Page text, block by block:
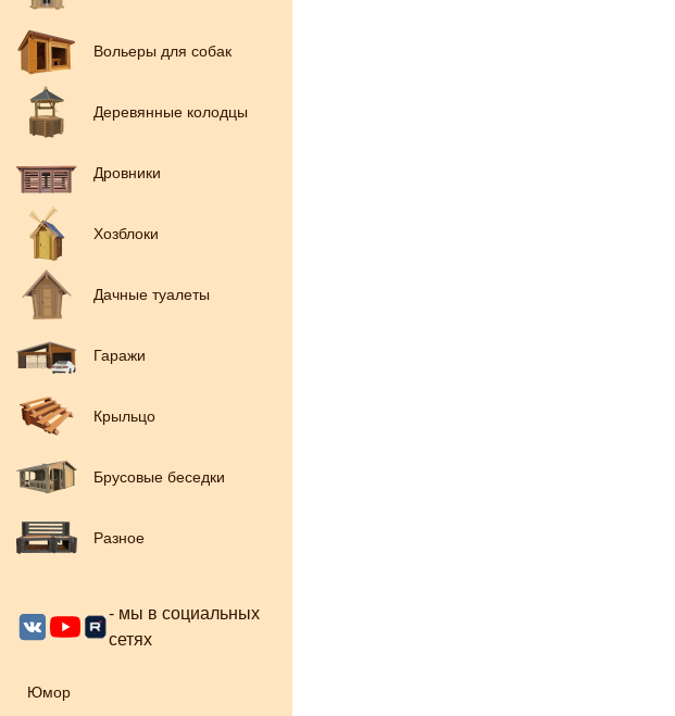
Вольеры для собак
Деревянные колодцы
Дровники
Хозблоки
Дачные туалеты
Гаражи
Крыльцо
Брусовые беседки
Разное
- мы в социальных
сетях
Юмор